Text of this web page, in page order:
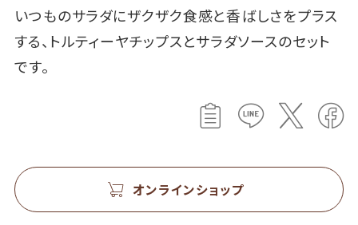
いつものサラダにザクザク食感と香ばしさをプラス
する、トルティーヤチップスとサラダソースのセット
です。
オンラインショップ